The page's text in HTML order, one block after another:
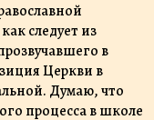
следует из
в
Церкви в
Думаю, что
процесса в школе